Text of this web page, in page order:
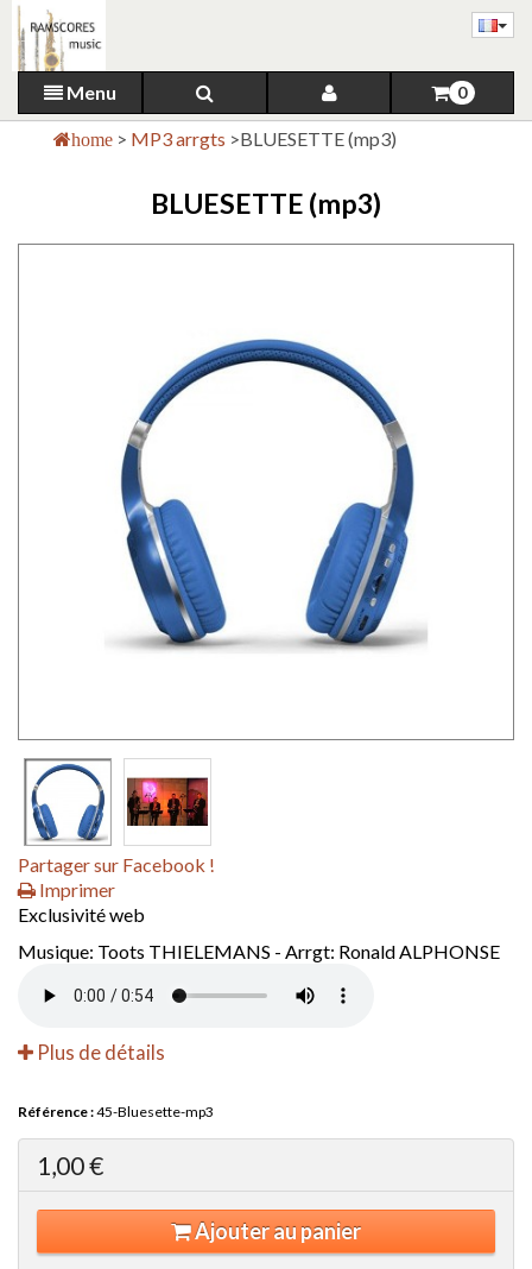
Menu 0
home > MP3 arrgts >BLUESETTE (mp3)
BLUESETTE (mp3)
Partager sur Facebook !
Imprimer
Exclusivité web
Musique: Toots THIELEMANS - Arrgt: Ronald ALPHONSE
Plus de détails
Référence :45-Bluesette-mp3
1,00 €
Ajouter au panier